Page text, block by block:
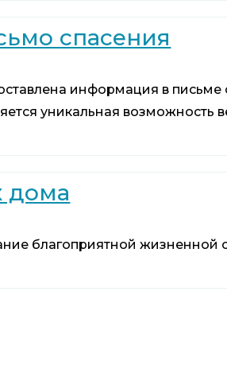
спасения
информация в письме
уникальная возможность
дома
благоприятной жизненной